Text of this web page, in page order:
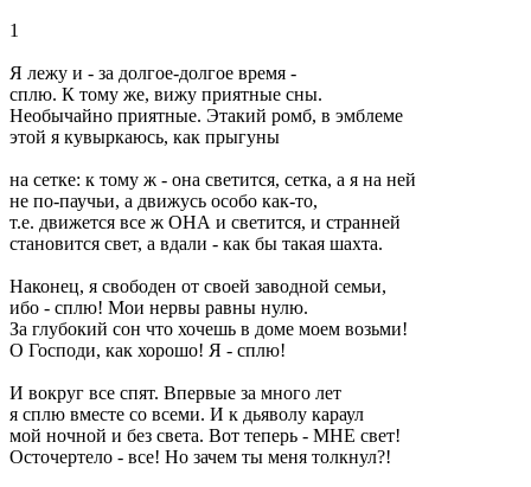
1
Я лежу и - за долгое-долгое время -
сплю. К тому же, вижу приятные сны.
Необычайно приятные. Этакий ромб, в эмблеме
этой я кувыркаюсь, как прыгуны
на сетке: к тому ж - она светится, сетка, а я на ней
не по-паучьи, а движусь особо как-то,
т.е. движется все ж ОНА и светится, и странней
становится свет, а вдали - как бы такая шахта.
Наконец, я свободен от своей заводной семьи,
ибо - сплю! Мои нервы равны нулю.
За глубокий сон что хочешь в доме моем возьми!
О Господи, как хорошо! Я - сплю!
И вокруг все спят. Впервые за много лет
я сплю вместе со всеми. И к дьяволу караул
мой ночной и без света. Вот теперь - МНЕ свет!
Осточертело - все! Но зачем ты меня толкнул?!